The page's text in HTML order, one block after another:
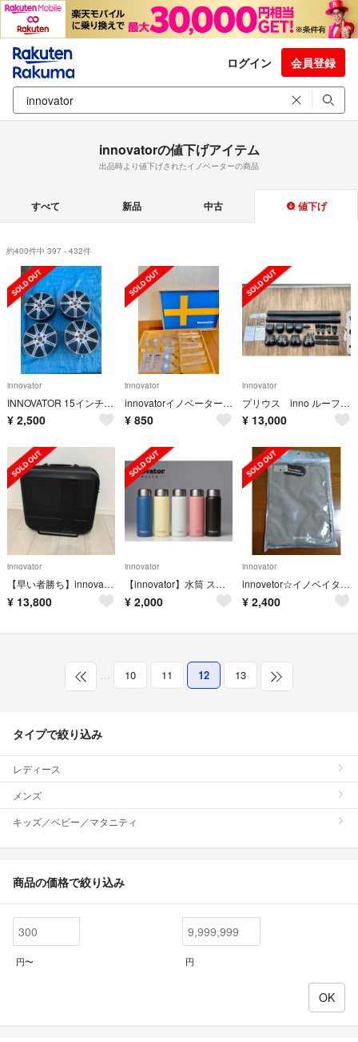
ログイン 会員登録
innovatorの値下げアイテム
出品時より値下げされたイノベーターの商品
すべて 新品 中古 値下げ
約400件中 397 - 432件
innovator
INNOVATOR 15インチ ホイール 4本セット 中古品
¥ 2,500
innovator
innovatorイノベーター ペアディナー8本 カトラリー
¥ 850
innovator
プリウス inno ルーフキャリアベース PRIUS、ボクシーなどに
¥ 13,000
innovator
【早い者勝ち】innovator イノベーター キャリーケース 29L
¥ 13,800
innovator
【innovator】水筒 ステンレスボトル ライトグレー 200ml
¥ 2,000
innovator
innovetor☆イノベイター☆ディビジョンパックポーチL☆グレー10L
¥ 2,400
… 10 11 12 13
タイプで絞り込み
レディース
メンズ
キッズ／ベビー／マタニティ
商品の価格で絞り込み
円〜 円